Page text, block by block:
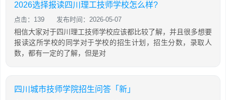
2026选择报读四川理工技师学校怎么样?
点击：139 发布时间：2026-05-07
相信大家对于四川理工技师学校应该都比较了解，并且很多想要
报读这所学校的同学对于学校的招生计划，招生分数，录取人
数，都有一定的了解，但是对
四川城市技师学院招生问答「新」